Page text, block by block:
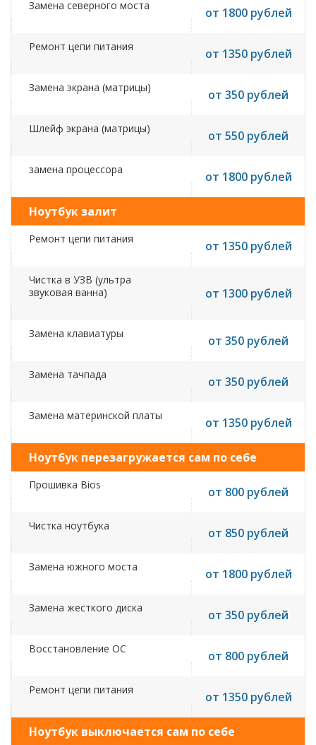
Замена северного моста от 1800 рублей
Ремонт цепи питания от 1350 рублей
Замена экрана (матрицы) от 350 рублей
Шлейф экрана (матрицы) от 550 рублей
замена процессора от 1800 рублей
Ноутбук залит
Ремонт цепи питания от 1350 рублей
Чистка в УЗВ (ультра
звуковая ванна)
от 1300 рублей
Замена клавиатуры от 350 рублей
Замена тачпада от 350 рублей
Замена материнской платы от 1350 рублей
Ноутбук перезагружается сам по себе
Прошивка Bios от 800 рублей
Чистка ноутбука от 850 рублей
Замена южного моста от 1800 рублей
Замена жесткого диска от 350 рублей
Восстановление ОС от 800 рублей
Ремонт цепи питания от 1350 рублей
Ноутбук выключается сам по себе